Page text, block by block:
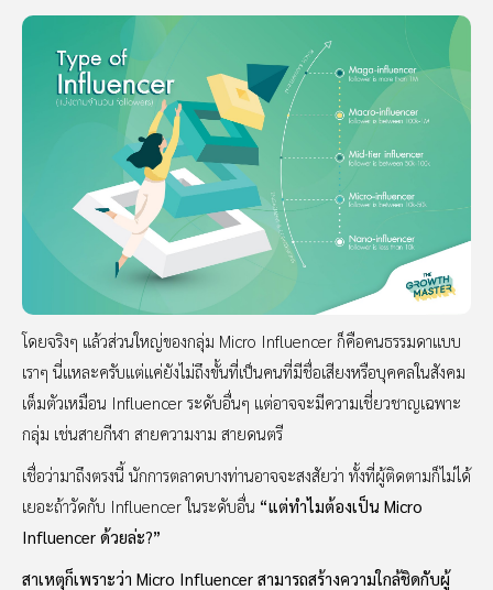
โดยจริงๆ แล้วส่วนใหญ่ของกลุ่ม Micro Influencer ก็คือคนธรรมดาแบบ
เราๆ นี่แหละครับแต่แค่ยังไม่ถึงขั้นที่เป็นคนที่มีชื่อเสียงหรือบุคคลในสังคม
เต็มตัวเหมือน Influencer ระดับอื่นๆ แต่อาจจะมีความเชี่ยวชาญเฉพาะ
กลุ่ม เช่นสายกีฬา สายความงาม สายดนตรี
เชื่อว่ามาถึงตรงนี้ นักการตลาดบางท่านอาจจะสงสัยว่า ทั้งที่ผู้ติดตามก็ไม่ได้
เยอะถ้าวัดกับ Influencer ในระดับอื่น “แต่ทำไมต้องเป็น Micro
Influencer ด้วยล่ะ?”
สาเหตุก็เพราะว่า Micro Influencer สามารถสร้างความใกล้ชิดกับผู้